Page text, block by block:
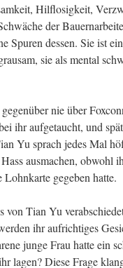
Hilflosigkeit,
der
dessen. Sie ist
sie als mental
nie über
ihr aufgetaucht, und
Yu sprach jedes Mal
ausmachen, obwohl
gegeben hatte.
Tian Yu
ihr aufrichtiges
junge Frau hatte ein
lagen? Diese Frage